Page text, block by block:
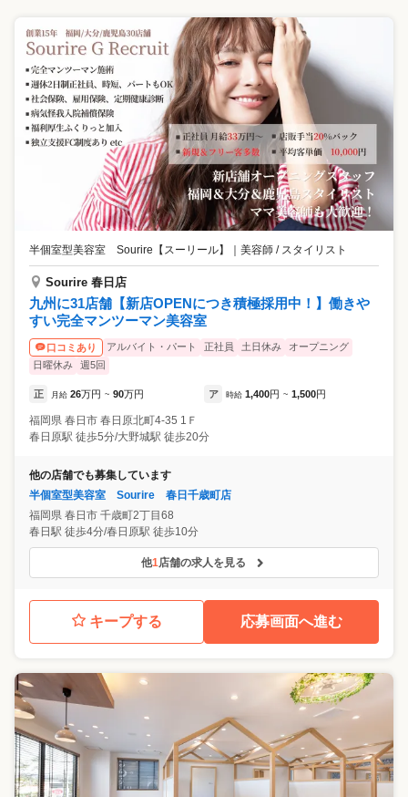
半個室型美容室 Sourire【スーリール】 ｜ 美容師 / スタイリスト
Sourire 春日店
九州に31店舗【新店OPENにつき積極採用中！】働きや
すい完全マンツーマン美容室
口コミあり アルバイト・パート 正社員 土日休み
オープニング
日曜休み
週5回
正 月給 26万円 ~ 90万円 ア 時給 1,400円 ~ 1,500円
福岡県 春日市 春日原北町4-35 1Ｆ
春日原駅 徒歩5分/大野城駅 徒歩20分
他の店舗でも募集しています
半個室型美容室 Sourire 春日千歳町店
福岡県 春日市 千歳町2丁目68
春日駅 徒歩4分/春日原駅 徒歩10分
他1店舗の求人を見る
キープする 応募画面へ進む